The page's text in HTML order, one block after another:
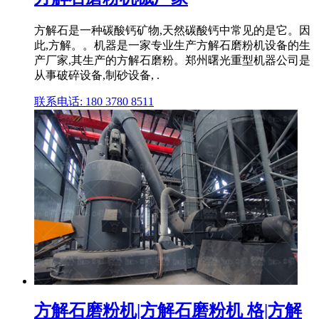
方解石是一种碳酸钙矿物,天然碳酸钙中常见的是它。因
此,方解。。机器是一家专业生产方解石磨粉机设备的生
产厂家,其生产的方解石磨粉。郑州曙光重型机器公司是
从事破碎设备,制砂设备, .
联系电话: 180 3780 8511
方解石磨粉机|方解石磨粉机 格|方解